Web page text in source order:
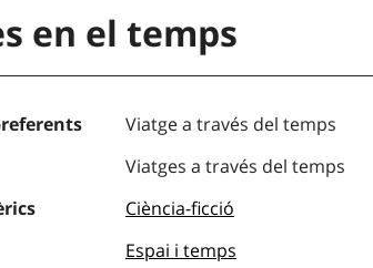
en el temps
Viatge a través del temps
Viatges a través del temps
Ciència-ficció
Espai i temps